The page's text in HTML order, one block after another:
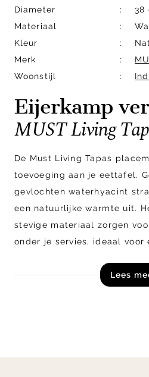
Diameter
38
Materiaal
Kleur
Merk
Woonstijl
Eijerkamp
MUST Living
De Must Living Tapas
toevoeging aan je eettafel.
gevlochten waterhyacint
een natuurlijke warmte uit.
stevige materiaal zorgen
onder je servies, ideaal voor
Lees